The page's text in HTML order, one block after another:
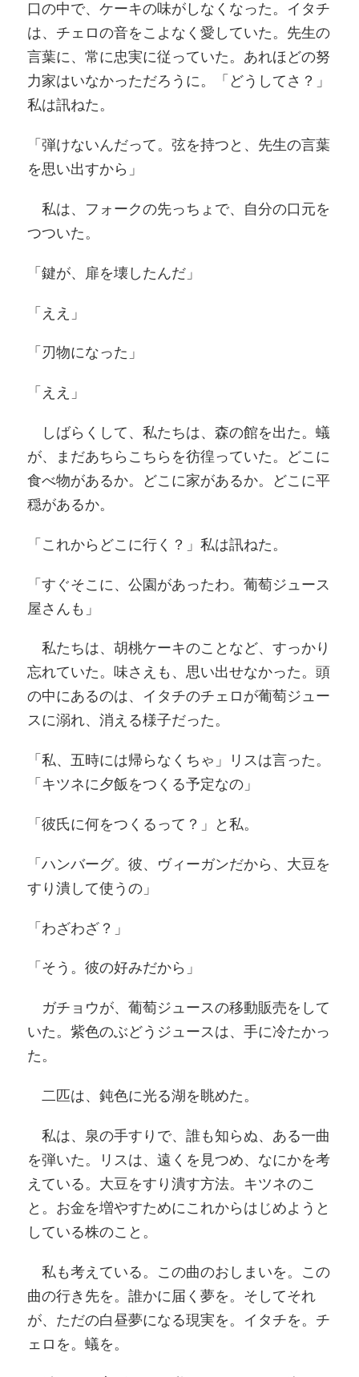
口の中で、ケーキの味がしなくなった。イタチ
は、チェロの音をこよなく愛していた。先生の
言葉に、常に忠実に従っていた。あれほどの努
力家はいなかっただろうに。「どうしてさ？」
私は訊ねた。
「弾けないんだって。弦を持つと、先生の言葉
を思い出すから」
私は、フォークの先っちょで、自分の口元を
つついた。
「鍵が、扉を壊したんだ」
「ええ」
「刃物になった」
「ええ」
しばらくして、私たちは、森の館を出た。蟻
が、まだあちらこちらを彷徨っていた。どこに
食べ物があるか。どこに家があるか。どこに平
穏があるか。
「これからどこに行く？」私は訊ねた。
「すぐそこに、公園があったわ。葡萄ジュース
屋さんも」
私たちは、胡桃ケーキのことなど、すっかり
忘れていた。味さえも、思い出せなかった。頭
の中にあるのは、イタチのチェロが葡萄ジュー
スに溺れ、消える様子だった。
「私、五時には帰らなくちゃ」リスは言った。
「キツネに夕飯をつくる予定なの」
「彼氏に何をつくるって？」と私。
「ハンバーグ。彼、ヴィーガンだから、大豆を
すり潰して使うの」
「わざわざ？」
「そう。彼の好みだから」
ガチョウが、葡萄ジュースの移動販売をして
いた。紫色のぶどうジュースは、手に冷たかっ
た。
二匹は、鈍色に光る湖を眺めた。
私は、泉の手すりで、誰も知らぬ、ある一曲
を弾いた。リスは、遠くを見つめ、なにかを考
えている。大豆をすり潰す方法。キツネのこ
と。お金を増やすためにこれからはじめようと
している株のこと。
私も考えている。この曲のおしまいを。この
曲の行き先を。誰かに届く夢を。そしてそれ
が、ただの白昼夢になる現実を。イタチを。チ
ェロを。蟻を。